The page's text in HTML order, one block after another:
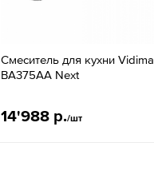
Смеситель для кухни Vidima
BA375AA Next
14'988 р./шт